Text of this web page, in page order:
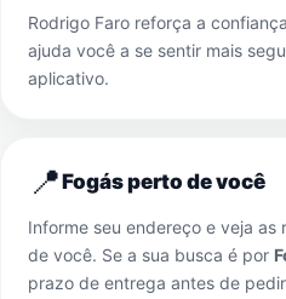
Rodrigo Faro reforça a
ajuda você a se sentir mais
aplicativo.
📍Fogás perto de você
Informe seu endereço e veja as
de você. Se a sua busca é por
prazo de entrega antes de